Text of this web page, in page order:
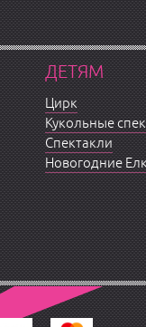
ДЕТЯМ
Цирк
Кукольные
Спектакли
Новогодние